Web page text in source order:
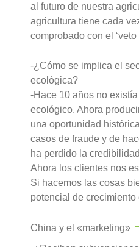
al futuro de nuestra
agricultura tiene cada
comprobado con el ‘veto
-¿Cómo se implica el
ecológica?
-Hace 10 años no
ecológico. Ahora
una oportunidad
casos de fraude y de
ha perdido la
Ahora los clientes nos
Si hacemos las cosas
potencial de crecimiento
China y el «marketing»